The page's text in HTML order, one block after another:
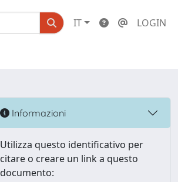
IT LOGIN
Informazioni
Utilizza questo identificativo per
citare o creare un link a questo
documento: